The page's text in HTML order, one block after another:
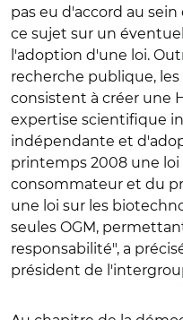
pas eu d'accord au
ce sujet sur un
l'adoption d'une loi.
recherche publique,
consistent à créer une
expertise scientifique
indépendante et
printemps 2008 une
consommateur et du
une loi sur les
seules OGM,
responsabilité", a
président de